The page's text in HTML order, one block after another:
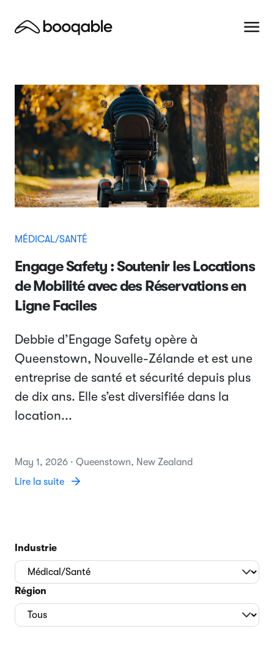
MÉDICAL/SANTÉ
Engage Safety : Soutenir les Locations
de Mobilité avec des Réservations en
Ligne Faciles
Debbie d’Engage Safety opère à
Queenstown, Nouvelle-Zélande et est une
entreprise de santé et sécurité depuis plus
de dix ans. Elle s’est diversifiée dans la
location...
May 1, 2026 · Queenstown, New Zealand
Lire la suite
Industrie
Région